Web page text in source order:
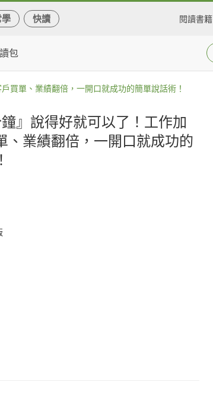
學 快讀 閱讀書籍
包
買單、業績翻倍，一開口就成功的簡單說話術！
』說得好就可以了！工作加
、業績翻倍，一開口就成功的